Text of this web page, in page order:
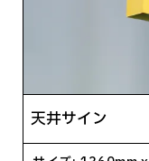
天井サイン